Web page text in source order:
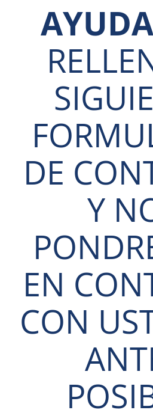
DE
Y
EN
CON